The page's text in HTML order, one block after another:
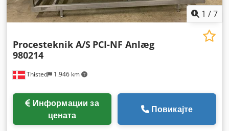
1 /7
Thisted 1.946 km
Procesteknik A/S PCI-NF Anlæg
980214
цената
Повикајте